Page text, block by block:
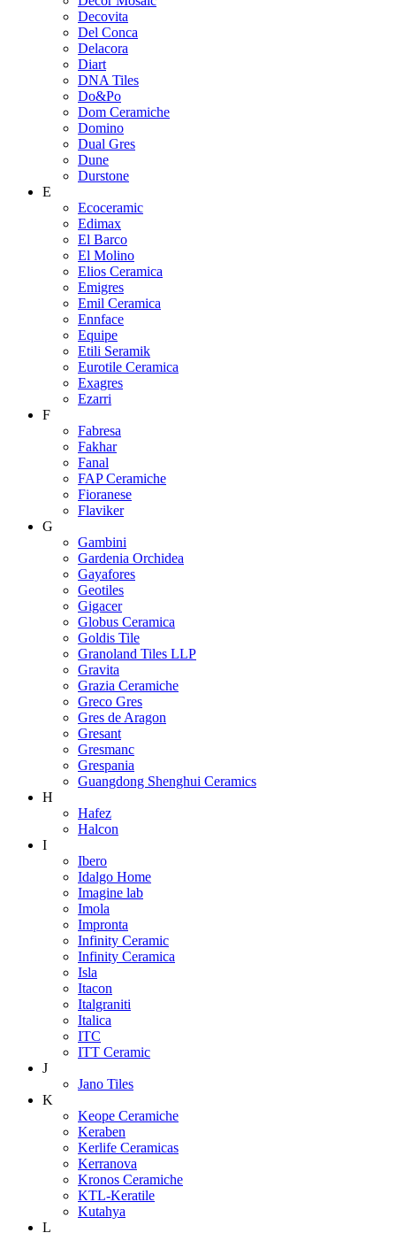
Decovita
Del Conca
Delacora
Diart
DNA Tiles
Do&Po
Dom Ceramiche
Domino
Dual Gres
Dune
Durstone
E
Ecoceramic
Edimax
El Barco
El Molino
Elios Ceramica
Emigres
Emil Ceramica
Ennface
Equipe
Etili Seramik
Eurotile Ceramica
Exagres
Ezarri
F
Fabresa
Fakhar
Fanal
FAP Ceramiche
Fioranese
Flaviker
G
Gambini
Gardenia Orchidea
Gayafores
Geotiles
Gigacer
Globus Ceramica
Goldis Tile
Granoland Tiles LLP
Gravita
Grazia Ceramiche
Greco Gres
Gres de Aragon
Gresant
Gresmanc
Grespania
Guangdong Shenghui Ceramics
H
Hafez
Halcon
I
Ibero
Idalgo Home
Imagine lab
Imola
Impronta
Infinity Ceramic
Infinity Ceramica
Isla
Itacon
Italgraniti
Italica
ITC
ITT Ceramic
J
Jano Tiles
K
Keope Ceramiche
Keraben
Kerlife Ceramicas
Kerranova
Kronos Ceramiche
KTL-Keratile
Kutahya
L